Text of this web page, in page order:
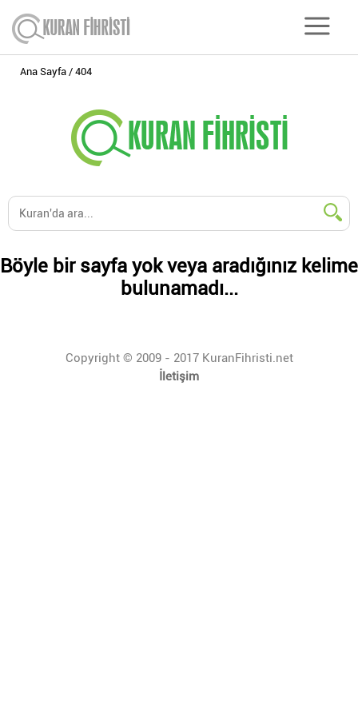
Ana Sayfa 404
Böyle bir sayfa yok veya aradığınız kelime
bulunamadı...
Copyright © 2009 - 2017 KuranFihristi.net
İletişim